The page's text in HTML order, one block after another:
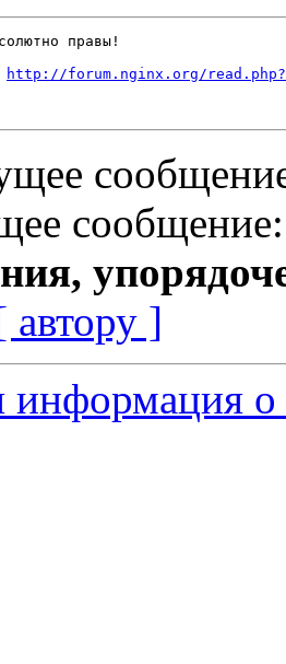
правы!
http://forum.nginx.org/
автору ]
информация